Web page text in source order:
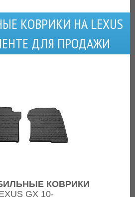
КОВРИКИ НА LEXUS
ДЛЯ ПРОДАЖИ
КОВРИКИ
GX 10-